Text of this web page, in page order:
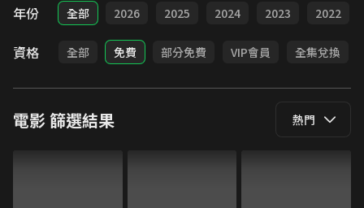
年份 全部 2026 2025 2024 2023 2022
資格 全部 免費 部分免費 VIP會員 全集兌換
電影篩選結果 熱門